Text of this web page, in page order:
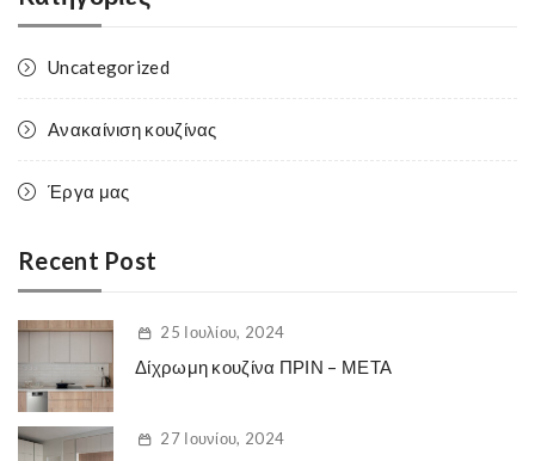
Uncategorized
Ανακαίνιση κουζίνας
Έργα μας
Recent Post
25 Ιουλίου, 2024
Δίχρωμη κουζίνα ΠΡΙΝ – ΜΕΤΑ
27 Ιουνίου, 2024